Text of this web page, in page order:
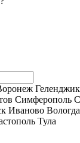
Геленджик
Симферополь
Иваново Вологда
Тула